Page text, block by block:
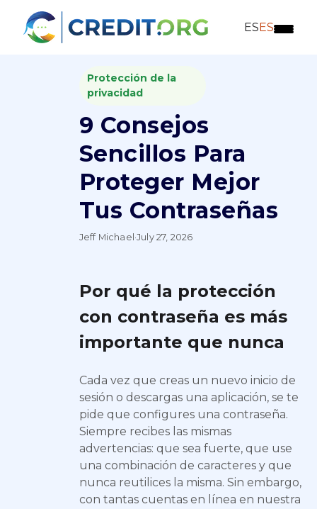
ESES
Protección de la
privacidad
9 Consejos
Sencillos Para
Proteger Mejor
Tus Contraseñas
Jeff Michael ·July 27, 2026
Por qué la protección
con contraseña es más
importante que nunca
Cada vez que creas un nuevo inicio de
sesión o descargas una aplicación, se te
pide que configures una contraseña.
Siempre recibes las mismas
advertencias: que sea fuerte, que use
una combinación de caracteres y que
nunca reutilices la misma. Sin embargo,
con tantas cuentas en línea en nuestra